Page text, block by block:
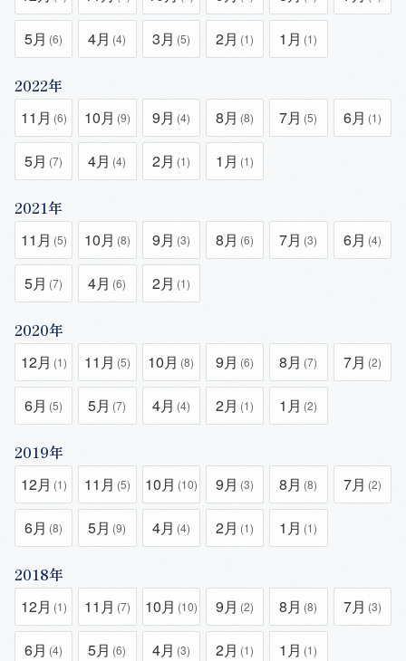
5月 (6) 4月 (4) 3月 (5) 2月 (1) 1月 (1)
2022年
11月 (6) 10月 (9) 9月 (4) 8月 (8) 7月 (5) 6月 (1)
5月 (7) 4月 (4) 2月 (1) 1月 (1)
2021年
11月 (5) 10月 (8) 9月 (3) 8月 (6) 7月 (3) 6月 (4)
5月 (7) 4月 (6) 2月 (1)
2020年
12月 (1) 11月 (5) 10月 (8) 9月 (6) 8月 (7) 7月 (2)
6月 (5) 5月 (7) 4月 (4) 2月 (1) 1月 (2)
2019年
12月 (1) 11月 (5) 10月 (10) 9月 (3) 8月 (8) 7月 (2)
6月 (8) 5月 (9) 4月 (4) 2月 (1) 1月 (1)
2018年
12月 (1) 11月 (7) 10月 (10) 9月 (2) 8月 (8) 7月 (3)
6月 (4) 5月 (6) 4月 (3) 2月 (1) 1月 (1)